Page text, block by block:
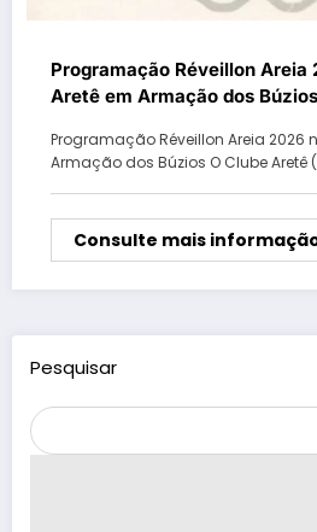
Programação Réveillon Areia
Aretê em Armação dos Búzios
Programação Réveillon Areia 2026
Armação dos Búzios O Clube Aretê
Consulte mais
Pesquisar